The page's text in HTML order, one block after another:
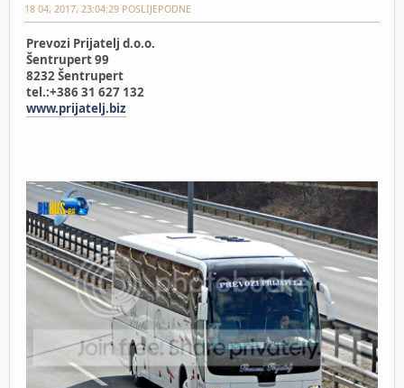
18 04, 2017, 23:04:29 POSLIJEPODNE
Prevozi Prijatelj d.o.o.
Šentrupert 99
8232 Šentrupert
tel.:+386 31 627 132
www.prijatelj.biz